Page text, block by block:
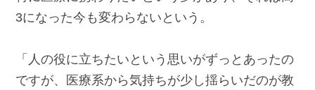
3になった今も変わらないという。
「人の役に立ちたいという思いがずっとあったの
ですが、医療系から気持ちが少し揺らいだのが教